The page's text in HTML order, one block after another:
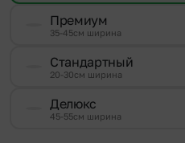
Премиум
35-45см ширина
Стандартный
20-30см ширина
Делюкс
45-55см ширина